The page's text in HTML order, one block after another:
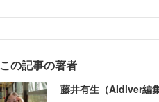
この記事の著者
藤井有生（AIdiver編